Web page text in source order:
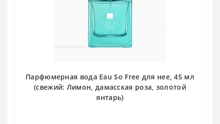
Парфюмерная вода Eau So Free для нее, 45 мл
(свежий: Лимон, дамасская роза, золотой
янтарь)